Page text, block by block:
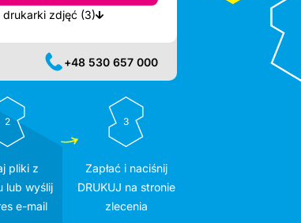
Pokaż najbliższe dostępne drukarki zdjęć (3)
+48 530 657 000
2
pliki z
lub wyślij
e-mail
3
Zapłać i naciśnij
DRUKUJ na stronie
zlecenia